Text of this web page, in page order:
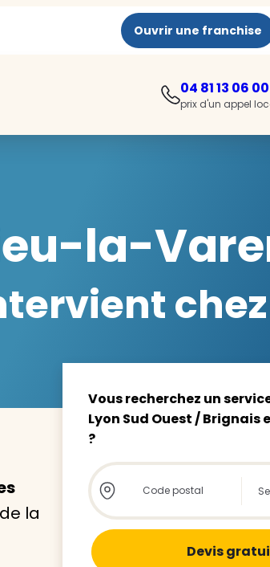
Ouvrir une franchise
04 81 13 06 00
prix d'un appel
trouvez le
vous
garde de votre enfant
la-
la
Vous recherchez un
Lyon Sud Ouest / Brignais
?
Store locator global
Rechercher